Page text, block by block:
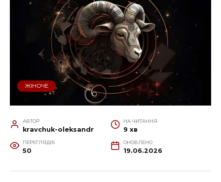
ЖІНОЧЕ
АВТОР
kravchuk-oleksandr
НА ЧИТАННЯ
9 хв
ПЕРЕГЛЯДІВ
50
ОНОВЛЕНО
19.06.2026